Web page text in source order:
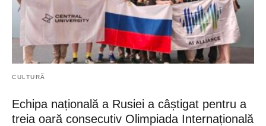
CULTURĂ
Echipa națională a Rusiei a câștigat pentru a
treia oară consecutiv Olimpiada Internațională